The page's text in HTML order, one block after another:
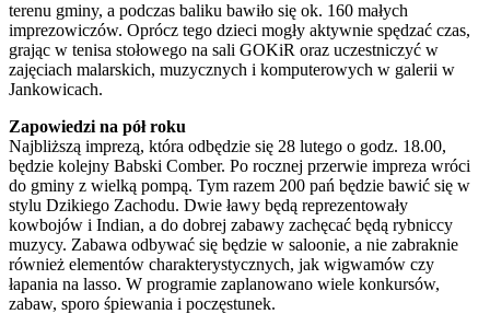
terenu gminy, a podczas baliku bawiło się ok. 160 małych
imprezowiczów. Oprócz tego dzieci mogły aktywnie spędzać czas,
grając w tenisa stołowego na sali GOKiR oraz uczestniczyć w
zajęciach malarskich, muzycznych i komputerowych w galerii w
Jankowicach.
Zapowiedzi na pół roku
Najbliższą imprezą, która odbędzie się 28 lutego o godz. 18.00,
będzie kolejny Babski Comber. Po rocznej przerwie impreza wróci
do gminy z wielką pompą. Tym razem 200 pań będzie bawić się w
stylu Dzikiego Zachodu. Dwie ławy będą reprezentowały
kowbojów i Indian, a do dobrej zabawy zachęcać będą rybniccy
muzycy. Zabawa odbywać się będzie w saloonie, a nie zabraknie
również elementów charakterystycznych, jak wigwamów czy
łapania na lasso. W programie zaplanowano wiele konkursów,
zabaw, sporo śpiewania i poczęstunek.